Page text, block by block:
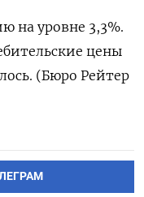
‍на уровне ‌3,3%.
цены
(Бюро ⁠Рейтер